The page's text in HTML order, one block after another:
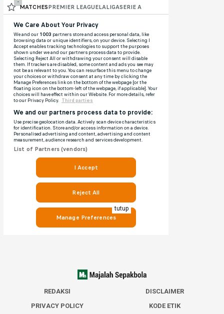
REDAKSI
DISCLAIMER
PRIVACY POLICY
KODE ETIK
tutup